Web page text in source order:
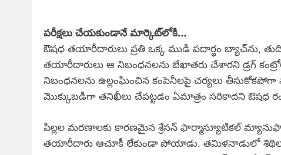
పరీక్షలు చేయకుండానే మార్కెట్‌లోకి…
ఔషధ తయారీదారులు ప్రతి ఒక్క ముడి పదార్థం బ్యాచ్‌ను,
తయారీదారులు ఆ నిబంధనలను బేఖాతరు చేశారని డ్రగ్
నిబంధనలను ఉల్లంఘించిన కంపెనీలపై చర్యలు
మొక్కుబడిగా తనిఖీలు చేపట్టడం ఏమాత్రం సరికాదని ఔషధ
పిల్లల మరణాలకు కారణమైన శ్రేసన్ ఫార్మాస్యూటికల్
తయారీదారు ఆచూకీ లేకుండా పోయాడు. తమిళనాడులో